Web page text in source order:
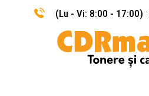
(Lu - Vi: 8:00 - 17:00)